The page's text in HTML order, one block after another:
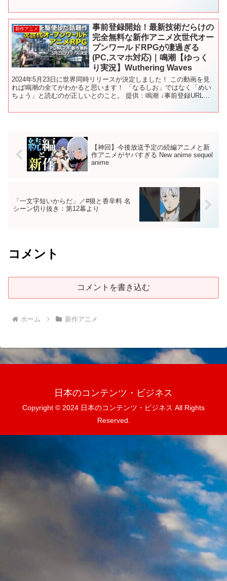
新作アニメ
事前登録開始！最新技術だらけの
完全無料な新作アニメ次世代オー
プンワールドRPGが凄過ぎる
(PC,スマホ対応)｜鳴潮【ゆっく
り実況】Wuthering Waves
2024年5月23日に世界同時リリースが決定しました！ この動画を見
れば鳴潮の全てがわかると思います！ 「なるしお」ではなく「めい
ちょう」と読むのが正しいとのこと。 提供：鳴潮 ↓事前登録URLは
【神回】今後放送予定の続編アニメと新
作アニメがヤバすぎる New anime sequel
anime
「一文字短いからだ」／#狼と香辛料 名
シーン切り抜き：第12幕より
コメント
コメントを書き込む
ホーム 新作アニメ
日本のコンテンツ・ビジネス
Copyright © 2024 日本のコンテンツ・ビジネス All Rights
Reserved.